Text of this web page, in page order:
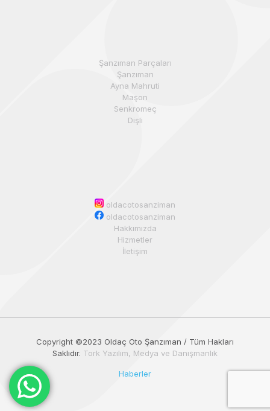
Şanzıman Parçaları
Şanzıman
Ayna Mahruti
Maşon
Senkromeç
Dişli
oldacotosanziman
oldacotosanziman
Hakkımızda
Hizmetler
İletişim
Copyright ©️2023 Oldaç Oto Şanzıman / Tüm Hakları
Saklıdır. Tork Yazılım, Medya ve Danışmanlık
Haberler